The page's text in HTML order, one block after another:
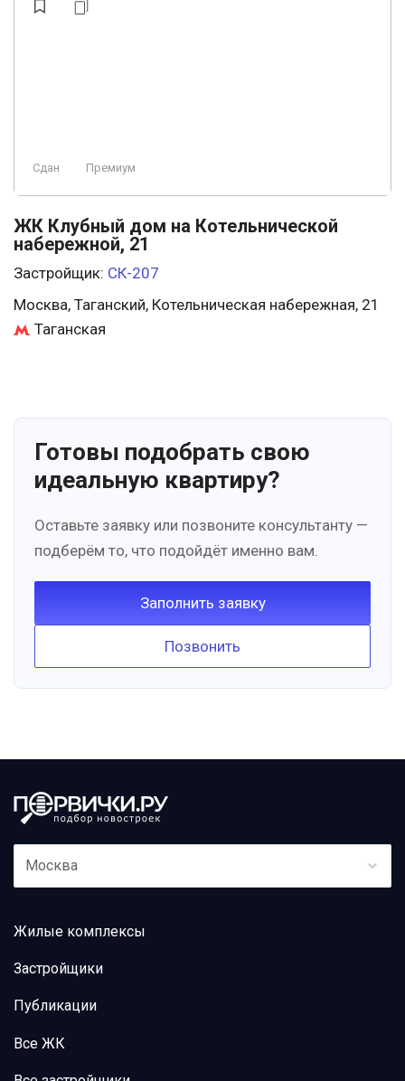
Сдан Премиум
ЖК Клубный дом на Котельнической
набережной, 21
Застройщик: СК-207
Москва, Таганский, Котельническая набережная, 21
Таганская
Готовы подобрать свою
идеальную квартиру?
Оставьте заявку или позвоните консультанту —
подберём то, что подойдёт именно вам.
Заполнить заявку
Позвонить
Москва
Жилые комплексы
Застройщики
Публикации
Все ЖК